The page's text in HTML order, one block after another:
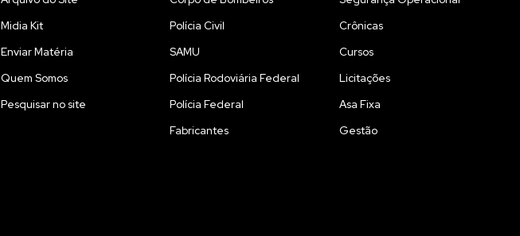
Midia Kit
Enviar Matéria
Quem Somos
Pesquisar no site
Polícia Civil
SAMU
Polícia Rodoviária Federal
Polícia Federal
Fabricantes
Crônicas
Cursos
Licitações
Asa Fixa
Gestão